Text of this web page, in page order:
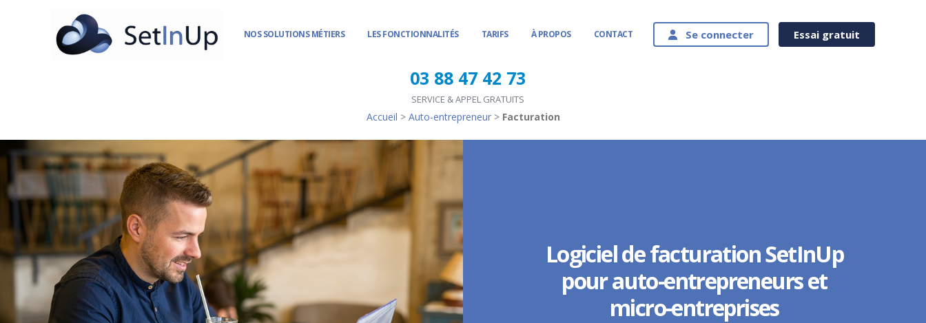
NOS SOLUTIONS MÉTIERS LES FONCTIONNALITÉS TARIFS À PROPOS CONTACT Se connecter Essai gratuit
03 88 47 42 73
SERVICE & APPEL GRATUITS
Accueil > Auto-entrepreneur> Facturation
Logiciel de facturation SetInUp
pour auto-entrepreneurs et
micro-entreprises